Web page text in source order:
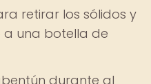
retirar los sólidos y
a una botella de
durante al